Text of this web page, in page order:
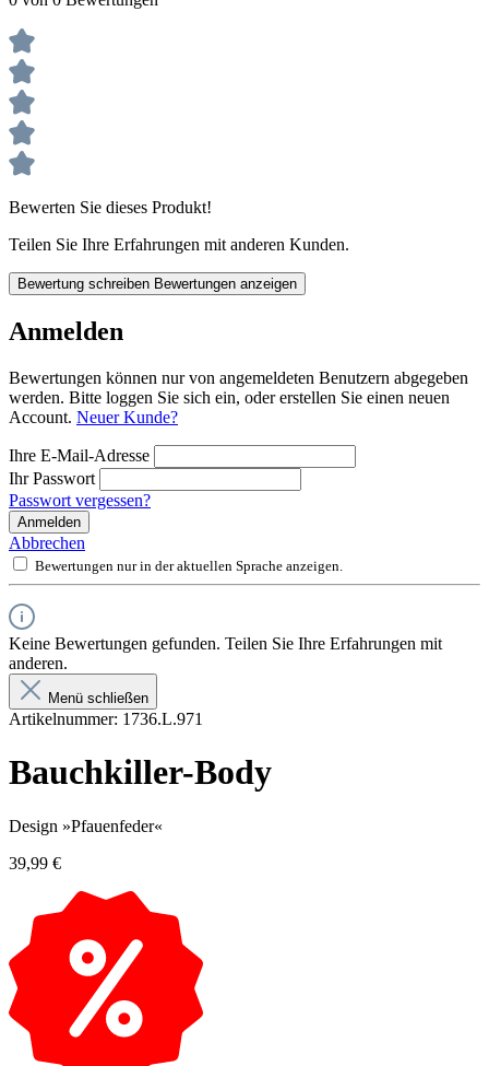
Bewerten Sie dieses Produkt!
Teilen Sie Ihre Erfahrungen mit anderen Kunden.
Bewertung schreiben Bewertungen anzeigen
Anmelden
Bewertungen können nur von angemeldeten Benutzern abgegeben
werden. Bitte loggen Sie sich ein, oder erstellen Sie einen neuen
Account. Neuer Kunde?
Ihre E-Mail-Adresse
Ihr Passwort
Passwort vergessen?
Anmelden
Abbrechen
Bewertungen nur in der aktuellen Sprache anzeigen.
Keine Bewertungen gefunden. Teilen Sie Ihre Erfahrungen mit
anderen.
Menü schließen
Artikelnummer: 1736.L.971
Bauchkiller-Body
Design »Pfauenfeder«
39,99 €